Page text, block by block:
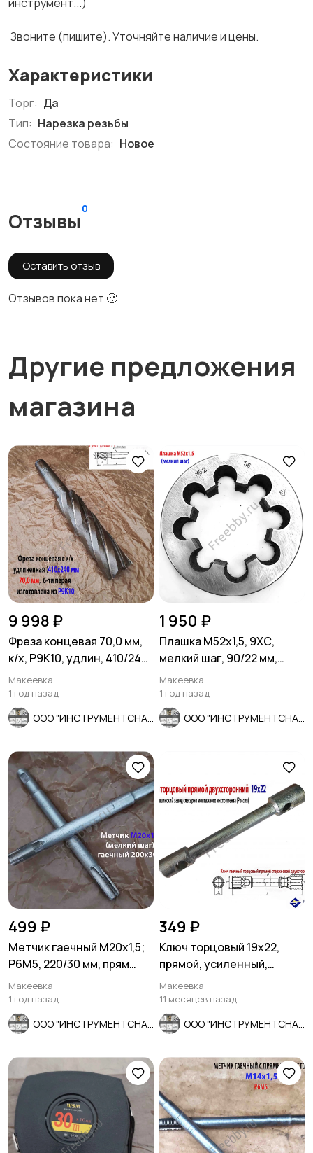
Звоните (пишите). Уточняйте наличие и цены.
Характеристики
Торг: Да
Тип: Нарезка резьбы
Состояние товара: Новое
Отзывы
0
Оставить отзыв
Отзывов пока нет 🥴
Другие предложения
магазина
9 998 ₽
Фреза концевая 70,0 мм,
к/х, Р9К10, удлин, 410/240
мм, Z6, КМ5, СССР.
Макеевка
1 год назад
1 950 ₽
Плашка М52х1,5, 9ХС,
мелкий шаг, 90/22 мм,
ГОСТ 7740-71, СССР.
Макеевка
1 год назад
499 ₽
Метчик гаечный М20х1,5;
Р6М5, 220/30 мм, прям
хвост, мелкий шаг, СССР.
Макеевка
1 год назад
349 ₽
Ключ торцовый 19х22,
прямой, усиленный,
стержневой, КЗСМИ,
Россия.
Макеевка
11 месяцев назад